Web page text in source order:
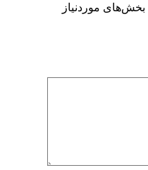
بخش‌های موردنیاز